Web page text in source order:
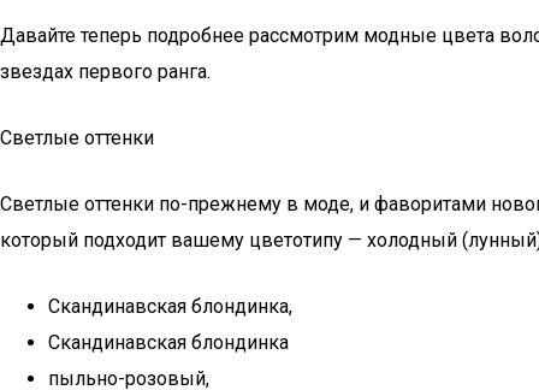
Давайте теперь подробнее рассмотрим модные цвета
звездах первого ранга.
Светлые оттенки
Светлые оттенки по-прежнему в моде, и фаворитами
который подходит вашему цветотипу — холодный
Скандинавская блондинка,
Скандинавская блондинка
пыльно-розовый,